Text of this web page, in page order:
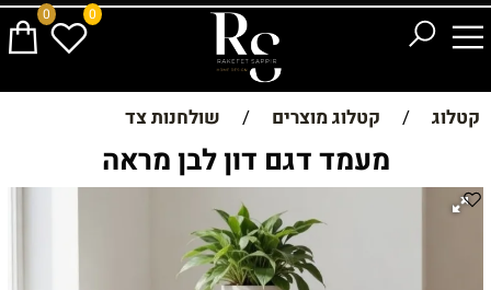
0 0
קטלוג / קטלוג מוצרים / שולחנות צד
מעמד דגם דון לבן מראה